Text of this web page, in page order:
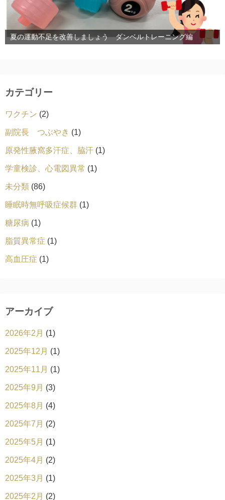
夏の運動不足を改善しましょう ダンベルトレーニング編
カテゴリー
ワクチン (2)
副院長 つぶやき (1)
原発性腋窩多汗症、脇汗 (1)
学童検診、心電図異常 (1)
未分類 (86)
睡眠時無呼吸症候群 (1)
糖尿病 (1)
脂質異常症 (1)
高血圧症 (1)
アーカイブ
2026年2月 (1)
2025年12月 (1)
2025年11月 (1)
2025年9月 (3)
2025年8月 (4)
2025年7月 (2)
2025年5月 (1)
2025年4月 (2)
2025年3月 (1)
2025年2月 (2)